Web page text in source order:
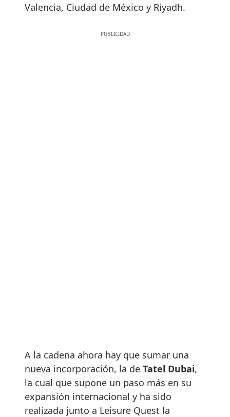
Valencia, Ciudad de México y Riyadh.
A la cadena ahora hay que sumar una
nueva incorporación, la de Tatel Dubai,
la cual que supone un paso más en su
expansión internacional y ha sido
realizada junto a Leisure Quest la